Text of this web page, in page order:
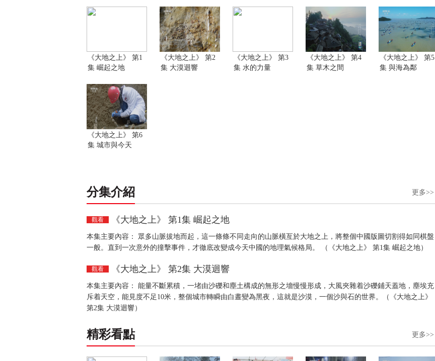
《大地之上》 第1
集 崛起之地
《大地之上》 第2
集 大漠迴響
《大地之上》 第3
集 水的力量
《大地之上》 第4
集 草木之間
《大地之上》 第5
集 與海為鄰
《大地之上》 第6
集 城市與今天
分集介紹 更多>>
觀看 《大地之上》 第1集 崛起之地
本集主要內容： 眾多山脈拔地而起，這一條條不同走向的山脈橫亙於大地之上，將整個中國版圖切割得如同棋盤
一般。直到一次意外的撞擊事件，才徹底改變成今天中國的地理氣候格局。 （《大地之上》 第1集 崛起之地）
觀看 《大地之上》 第2集 大漠迴響
本集主要內容： 能量不斷累積，一堵由沙礫和塵土構成的無形之墻慢慢形成，大風夾雜着沙礫鋪天蓋地，塵埃充
斥着天空，能見度不足10米，整個城市轉瞬由白晝變為黑夜，這就是沙漠，一個沙與石的世界。（《大地之上》
第2集 大漠迴響）
精彩看點 更多>>